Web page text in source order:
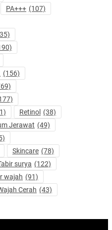
PA+++ (107)
(156)
Retinol (38)
Jerawat (49)
Skincare (78)
surya (122)
wajah (91)
Cerah (43)